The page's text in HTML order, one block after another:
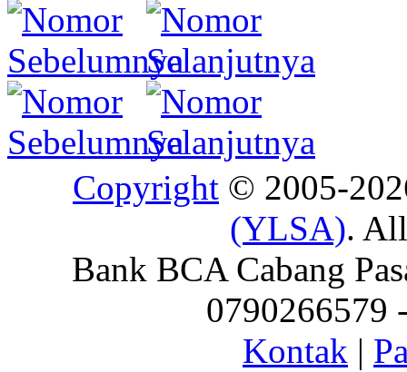
Copyright © 2005-
(YLSA).
Bank BCA Cabang
0790266579
Kontak |